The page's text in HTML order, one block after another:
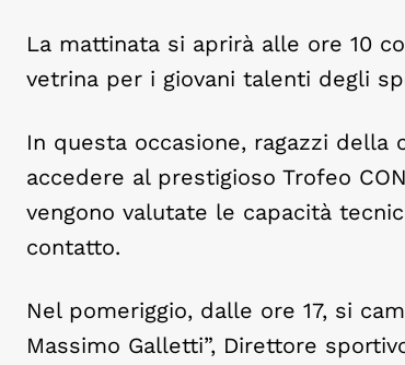
La mattinata si aprirà alle ore 10
vetrina per i giovani talenti degli
In questa occasione, ragazzi della
accedere al prestigioso Trofeo
vengono valutate le capacità
contatto.
Nel pomeriggio, dalle ore 17, si
Massimo Galletti”, Direttore